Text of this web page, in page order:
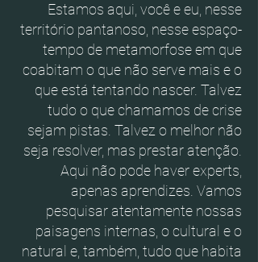
Estamos aqui, você e eu, nesse
território pantanoso, nesse espaço-
tempo de metamorfose em que
coabitam o que não serve mais e o
que está tentando nascer. Talvez
tudo o que chamamos de crise
sejam pistas. Talvez o melhor não
seja resolver, mas prestar atenção.
Aqui não pode haver experts,
apenas aprendizes. Vamos
pesquisar atentamente nossas
paisagens internas, o cultural e o
natural e, também, tudo que habita